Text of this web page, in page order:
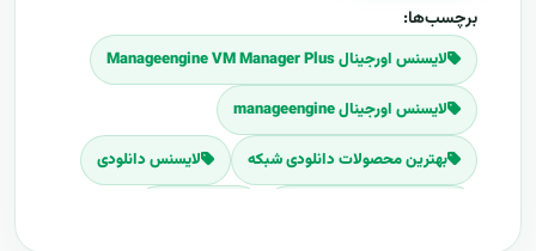
برچسب‌ها:
لایسنس اورجینال Manageengine VM Manager Plus
لایسنس اورجینال manageengine
بهترین محصولات دانلودی شبکه لایسنس دانلودی